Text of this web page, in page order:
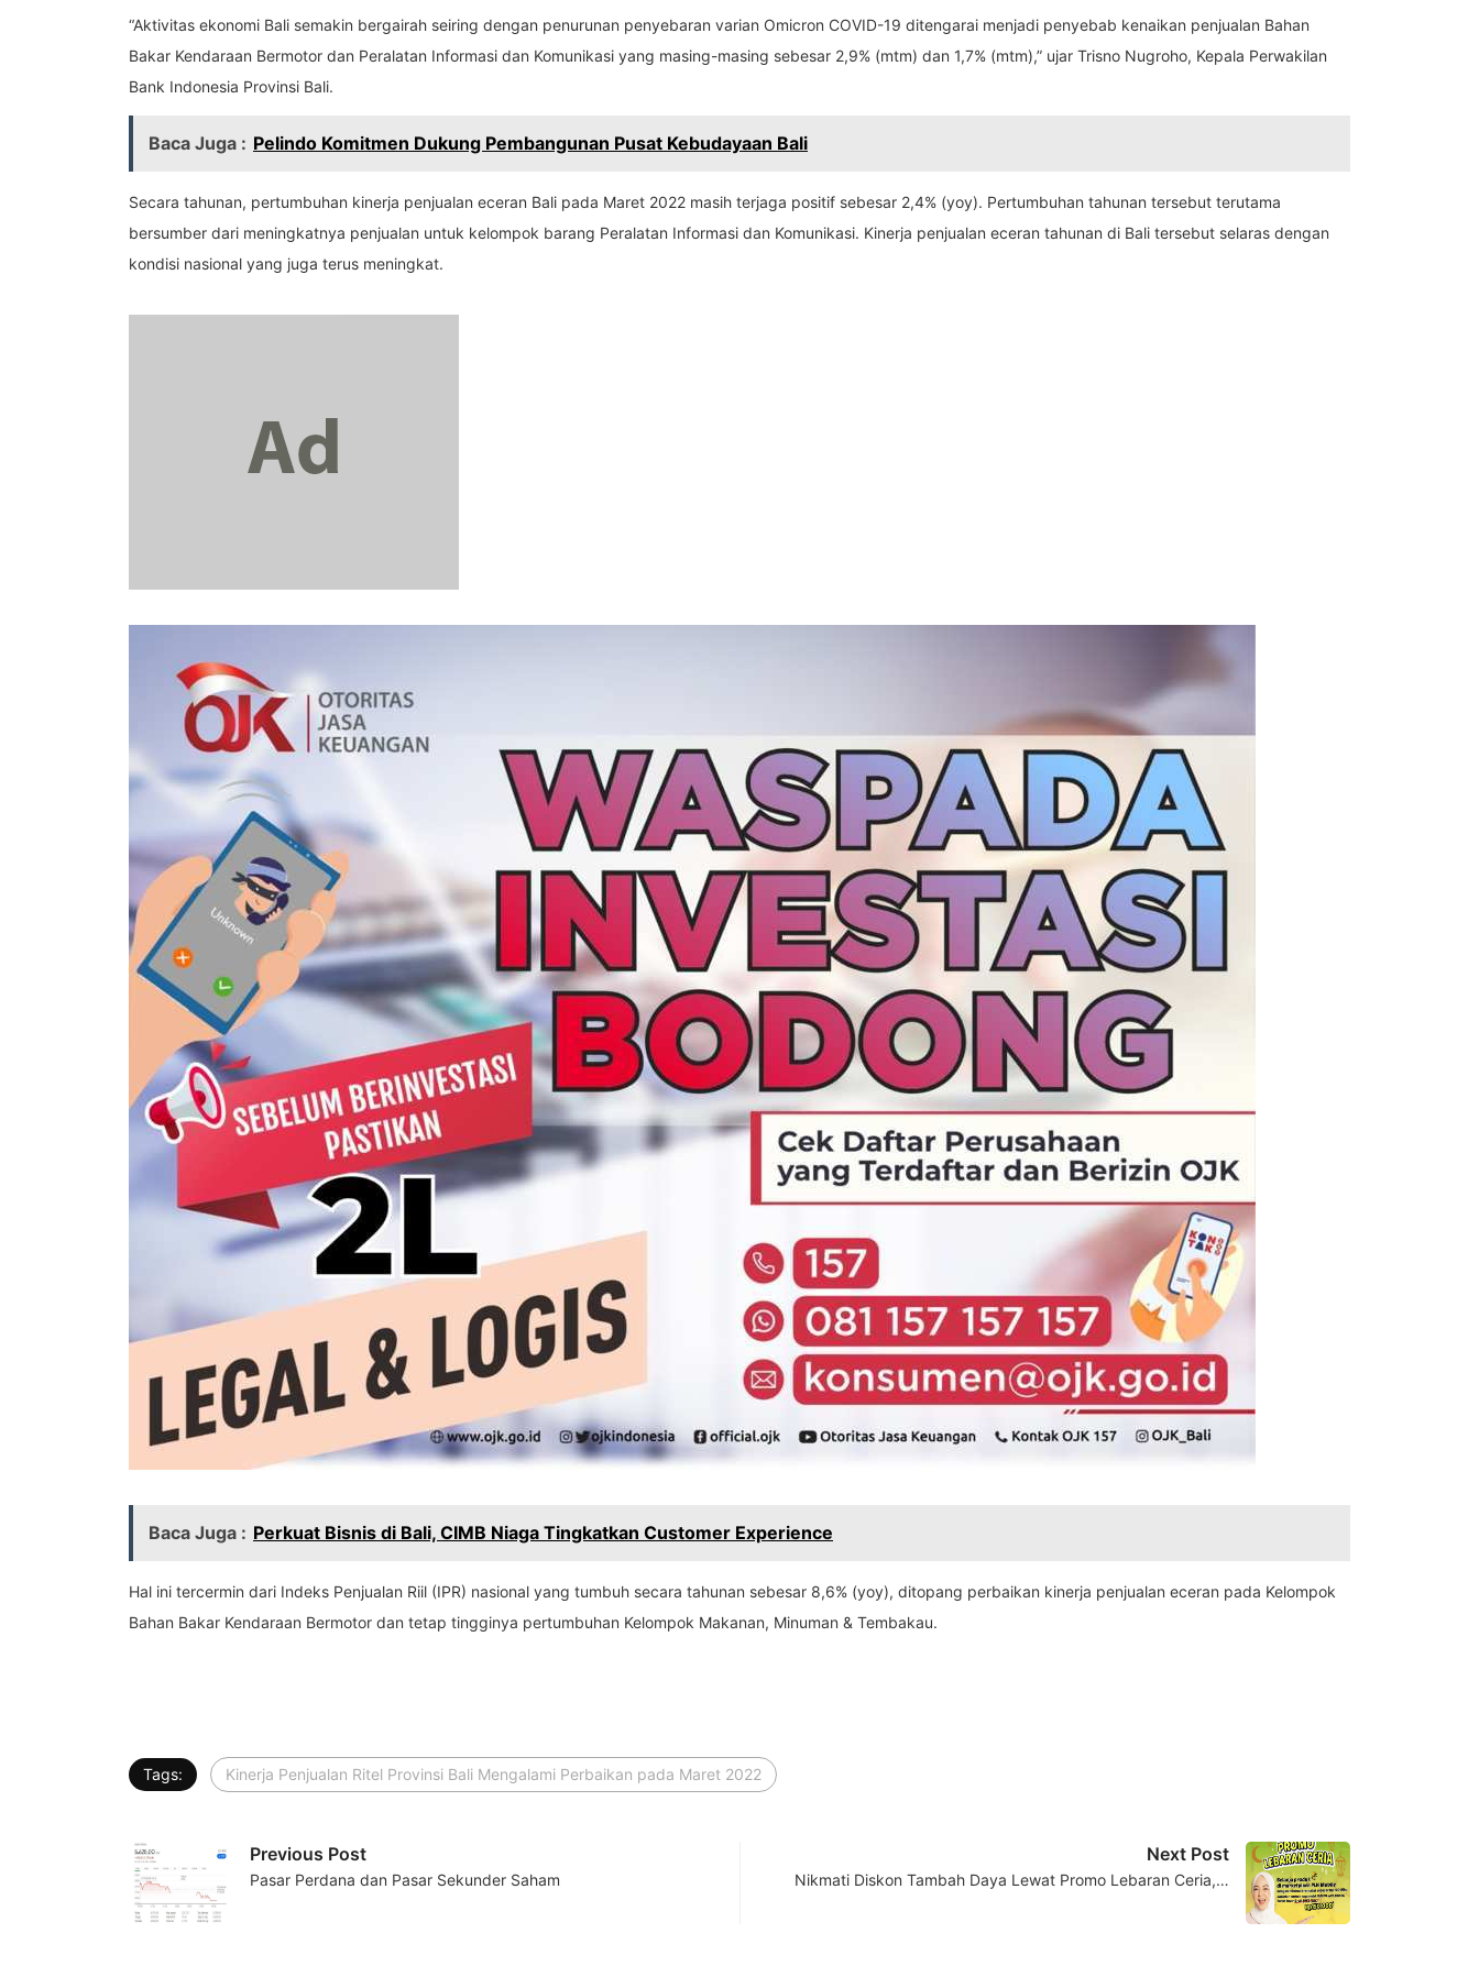
“Aktivitas ekonomi Bali semakin bergairah seiring dengan penurunan penyebaran varian Omicron COVID-19 ditengarai menjadi penyebab kenaikan penjualan Bahan
Bakar Kendaraan Bermotor dan Peralatan Informasi dan Komunikasi yang masing-masing sebesar 2,9% (mtm) dan 1,7% (mtm),” ujar Trisno Nugroho, Kepala Perwakilan
Bank Indonesia Provinsi Bali.
Baca Juga : Pelindo Komitmen Dukung Pembangunan Pusat Kebudayaan Bali
Secara tahunan, pertumbuhan kinerja penjualan eceran Bali pada Maret 2022 masih terjaga positif sebesar 2,4% (yoy). Pertumbuhan tahunan tersebut terutama
bersumber dari meningkatnya penjualan untuk kelompok barang Peralatan Informasi dan Komunikasi. Kinerja penjualan eceran tahunan di Bali tersebut selaras dengan
kondisi nasional yang juga terus meningkat.
Baca Juga : Perkuat Bisnis di Bali, CIMB Niaga Tingkatkan Customer Experience
Hal ini tercermin dari Indeks Penjualan Riil (IPR) nasional yang tumbuh secara tahunan sebesar 8,6% (yoy), ditopang perbaikan kinerja penjualan eceran pada Kelompok
Bahan Bakar Kendaraan Bermotor dan tetap tingginya pertumbuhan Kelompok Makanan, Minuman & Tembakau.
Tags: Kinerja Penjualan Ritel Provinsi Bali Mengalami Perbaikan pada Maret 2022
Previous Post
Pasar Perdana dan Pasar Sekunder Saham
Next Post
Nikmati Diskon Tambah Daya Lewat Promo Lebaran Ceria,…